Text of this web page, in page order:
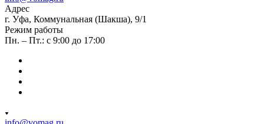
Адрес
г. Уфа, Коммунальная (Шакша), 9/1
Режим работы
Пн. – Пт.: с 9:00 до 17:00